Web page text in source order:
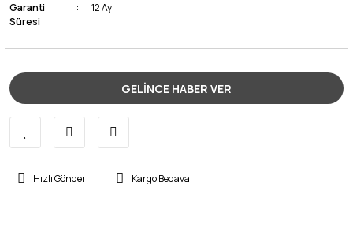
Garanti
Süresi
12 Ay
GELİNCE HABER VER
Hızlı Gönderi Kargo Bedava